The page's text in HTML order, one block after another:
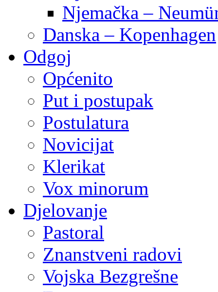
Njemačka –
Danska – Kopenhagen
Odgoj
Općenito
Put i postupak
Postulatura
Novicijat
Klerikat
Vox minorum
Djelovanje
Pastoral
Znanstveni radovi
Vojska Bezgrešne